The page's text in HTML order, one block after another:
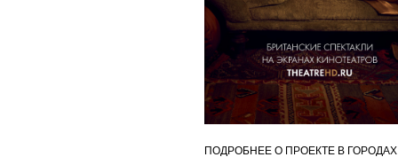
ПОДРОБНЕЕ О ПРОЕКТЕ В